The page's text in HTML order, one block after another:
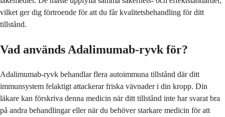
vilket ger dig förtroende för att du får kvalitetsbehandling för ditt
tillstånd.
Vad används Adalimumab-ryvk för?
Adalimumab-ryvk behandlar flera autoimmuna tillstånd där ditt
immunsystem felaktigt attackerar friska vävnader i din kropp. Din
läkare kan förskriva denna medicin när ditt tillstånd inte har svarat bra
på andra behandlingar eller när du behöver starkare medicin för att